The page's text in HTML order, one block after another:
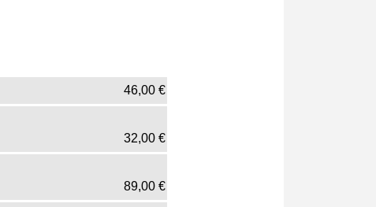
46,00 €
32,00 €
89,00 €